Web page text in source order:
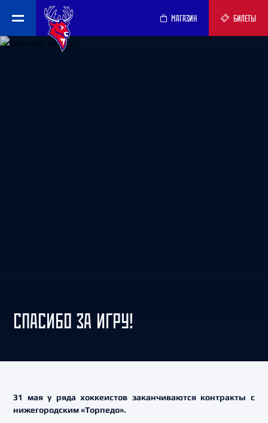
МАГАЗИН БИЛЕТЫ
СПАСИБО ЗА ИГРУ!
31 мая у ряда хоккеистов заканчиваются контракты с
нижегородским «Торпедо».